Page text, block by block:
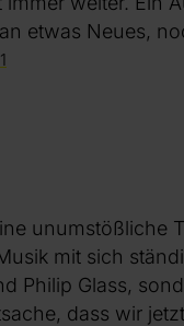
etwas Neues,
1
unumstößliche
mit sich
Philip Glass,
dass wir